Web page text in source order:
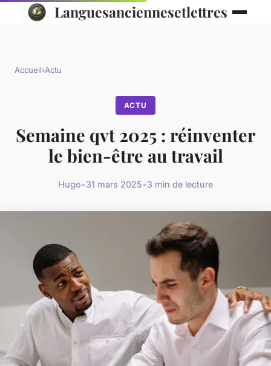
Languesanciennesetlettres
Accueil›Actu
ACTU
Semaine qvt 2025 : réinventer
le bien-être au travail
Hugo•31 mars 2025•3 min de lecture